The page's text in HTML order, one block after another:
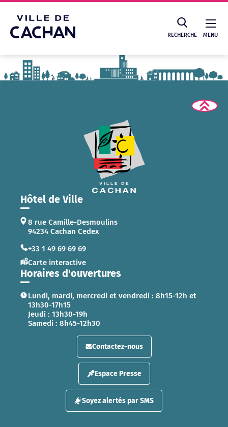
RECHERCHE MENU
Recherche
Hôtel de Ville
8 rue Camille-Desmoulins
94234 Cachan Cedex
+33 1 49 69 69 69
Carte interactive
Horaires d'ouvertures
Lundi, mardi, mercredi et vendredi : 8h15-12h et
13h30-17h15
Jeudi : 13h30-19h
Samedi : 8h45-12h30
Contactez-nous
Espace Presse
Soyez alertés par SMS
Cookies management panel